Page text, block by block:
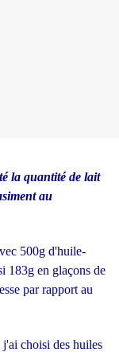
la quantité de lait
au
500g d'huile-
183g en glaçons de
par rapport au
choisi des huiles